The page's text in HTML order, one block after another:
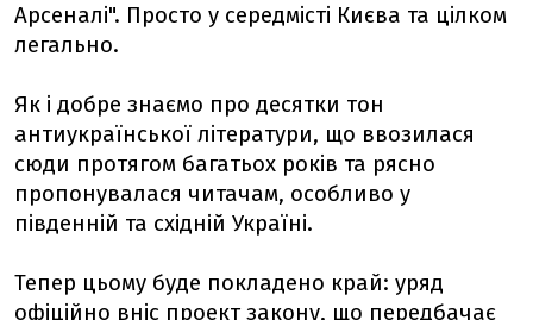
Арсеналі". Просто у середмісті Києва та цілком
легально.
Як і добре знаємо про десятки тон
антиукраїнської літератури, що ввозилася
сюди протягом багатьох років та рясно
пропонувалася читачам, особливо у
південній та східній Україні.
Тепер цьому буде покладено край: уряд
офіційно вніс проект закону, що передбачає